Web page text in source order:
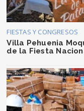
FIESTAS Y CONGRESOS
Villa Pehuenia
de la Fiesta